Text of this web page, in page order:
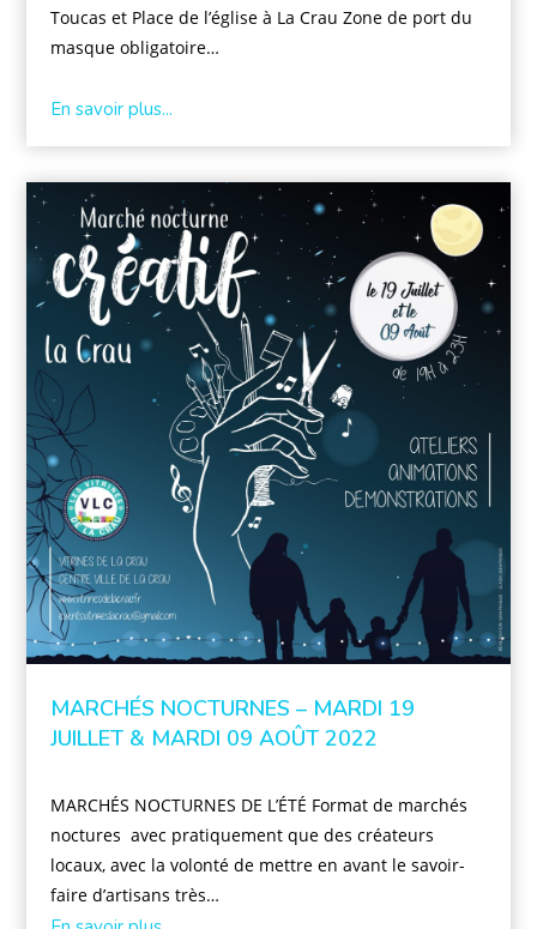
Toucas et Place de l’église à La Crau Zone de port du
masque obligatoire…
En savoir plus...
MARCHÉS NOCTURNES – MARDI 19
JUILLET & MARDI 09 AOÛT 2022
MARCHÉS NOCTURNES DE L’ÉTÉ Format de marchés
noctures avec pratiquement que des créateurs
locaux, avec la volonté de mettre en avant le savoir-
faire d’artisans très…